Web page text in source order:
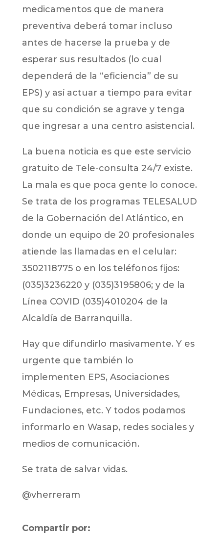
medicamentos que de manera
preventiva deberá tomar incluso
antes de hacerse la prueba y de
esperar sus resultados (lo cual
dependerá de la “eficiencia” de su
EPS) y así actuar a tiempo para evitar
que su condición se agrave y tenga
que ingresar a una centro asistencial.
La buena noticia es que este servicio
gratuito de Tele-consulta 24/7 existe.
La mala es que poca gente lo conoce.
Se trata de los programas TELESALUD
de la Gobernación del Atlántico, en
donde un equipo de 20 profesionales
atiende las llamadas en el celular:
3502118775 o en los teléfonos fijos:
(035)3236220 y (035)3195806; y de la
Línea COVID (035)4010204 de la
Alcaldía de Barranquilla.
Hay que difundirlo masivamente. Y es
urgente que también lo
implementen EPS, Asociaciones
Médicas, Empresas, Universidades,
Fundaciones, etc. Y todos podamos
informarlo en Wasap, redes sociales y
medios de comunicación.
Se trata de salvar vidas.
@vherreram
Compartir por: